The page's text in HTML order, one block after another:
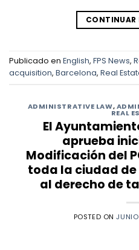
CONTINUAR
Publicado en English, FPS News,
acquisition, Barcelona, Real
ADMINISTRATIVE LAW,
REAL
El
aprueba
Modificación del
toda la ciudad
al derecho de
POSTED ON